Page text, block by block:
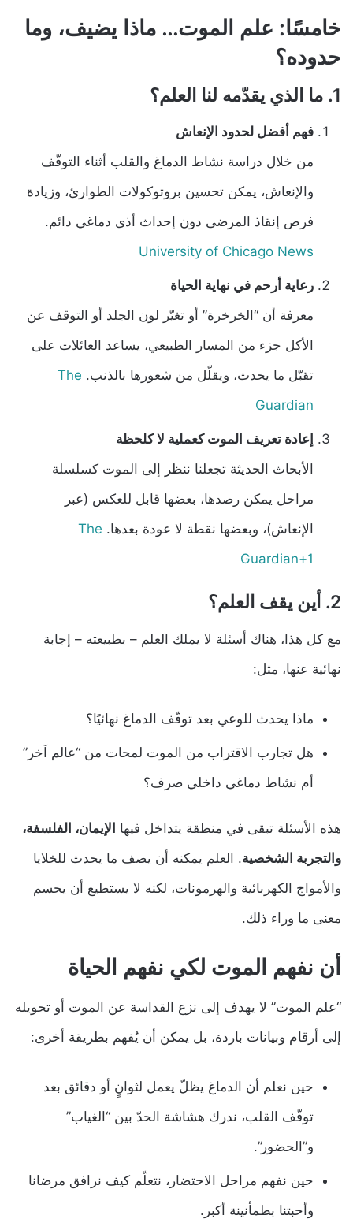
خامسًا: علم الموت… ماذا يضيف، وما
حدوده؟
1. ما الذي يقدّمه لنا العلم؟
فهم أفضل لحدود الإنعاش
من خلال دراسة نشاط الدماغ والقلب أثناء التوقّف
والإنعاش، يمكن تحسين بروتوكولات الطوارئ، وزيادة
فرص إنقاذ المرضى دون إحداث أذى دماغي دائم.
University of Chicago News
رعاية أرحم في نهاية الحياة
معرفة أن “الخرخرة” أو تغيّر لون الجلد أو التوقف عن
الأكل جزء من المسار الطبيعي، يساعد العائلات على
تقبّل ما يحدث، ويقلّل من شعورها بالذنب. The
Guardian
إعادة تعريف الموت كعملية لا كلحظة
الأبحاث الحديثة تجعلنا ننظر إلى الموت كسلسلة
مراحل يمكن رصدها، بعضها قابل للعكس (عبر
الإنعاش)، وبعضها نقطة لا عودة بعدها. The
Guardian+1
2. أين يقف العلم؟
مع كل هذا، هناك أسئلة لا يملك العلم – بطبيعته – إجابة
نهائية عنها، مثل:
ماذا يحدث للوعي بعد توقّف الدماغ نهائيًا؟
هل تجارب الاقتراب من الموت لمحات من “عالم آخر”
أم نشاط دماغي داخلي صرف؟
هذه الأسئلة تبقى في منطقة يتداخل فيها الإيمان، الفلسفة،
والتجربة الشخصية. العلم يمكنه أن يصف ما يحدث للخلايا
والأمواج الكهربائية والهرمونات، لكنه لا يستطيع أن يحسم
معنى ما وراء ذلك.
أن نفهم الموت لكي نفهم الحياة
“علم الموت” لا يهدف إلى نزع القداسة عن الموت أو تحويله
إلى أرقام وبيانات باردة، بل يمكن أن يُفهم بطريقة أخرى:
حين نعلم أن الدماغ يظلّ يعمل لثوانٍ أو دقائق بعد
توقّف القلب، ندرك هشاشة الحدّ بين “الغياب”
و”الحضور”.
حين نفهم مراحل الاحتضار، نتعلّم كيف نرافق مرضانا
وأحبتنا بطمأنينة أكبر.